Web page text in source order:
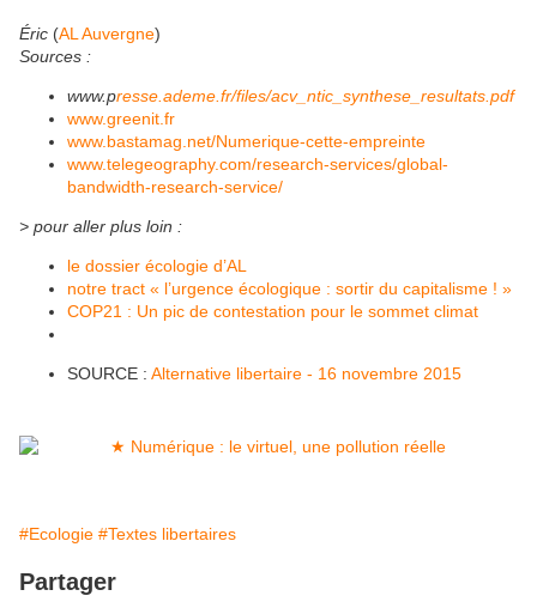
Éric (AL Auvergne)
Sources :
www.presse.ademe.fr/files/acv_ntic_synthese_resultats.pdf
www.greenit.fr
www.bastamag.net/Numerique-cette-empreinte
www.telegeography.com/research-services/global-
bandwidth-research-service/
> pour aller plus loin :
le dossier écologie d’AL
notre tract « l’urgence écologique : sortir du capitalisme ! »
COP21 : Un pic de contestation pour le sommet climat
SOURCE : Alternative libertaire - 16 novembre 2015
#Ecologie #Textes libertaires
Partager